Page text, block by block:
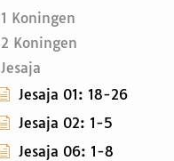
1 Koningen
2 Koningen
Jesaja
Jesaja 01: 18-26
Jesaja 02: 1-5
Jesaja 06: 1-8